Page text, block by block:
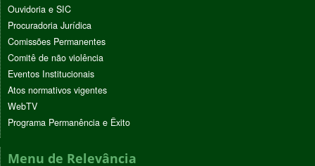
Ouvidoria e SIC
Procuradoria Jurídica
Comissões Permanentes
Comitê de não violência
Eventos Institucionais
Atos normativos vigentes
WebTV
Programa Permanência e Êxito
Menu de Relevância